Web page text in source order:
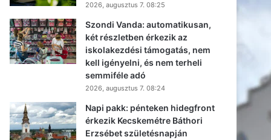
2026, augusztus 7. 08:25
Szondi Vanda: automatikusan,
két részletben érkezik az
iskolakezdési támogatás, nem
kell igényelni, és nem terheli
semmiféle adó
2026, augusztus 7. 08:24
Napi pakk: pénteken hidegfront
érkezik Kecskemétre Báthori
Erzsébet születésnapján